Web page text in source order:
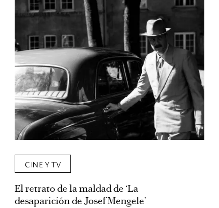
CINE Y TV
El retrato de la maldad de ‘La
desaparición de Josef Mengele’